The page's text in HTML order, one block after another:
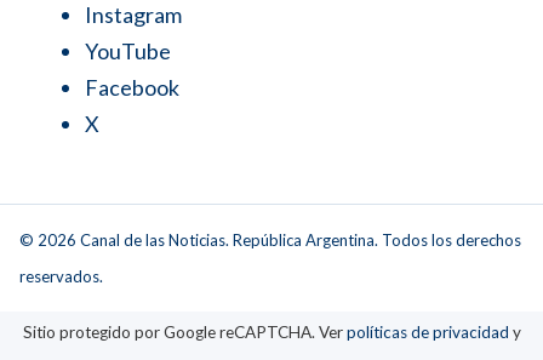
Instagram
YouTube
Facebook
X
© 2026 Canal de las Noticias. República Argentina. Todos los derechos
reservados.
Sitio protegido por Google reCAPTCHA. Verpolíticas de privacidad y